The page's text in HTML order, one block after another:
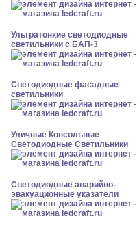
Ультратонкие светодиодные
светильники с БАП-3
Светодиодные фасадные
светильники
Уличные Консольные
Светодиодные Светильники
Светодиодные аварийно-
эвакуационные указатели